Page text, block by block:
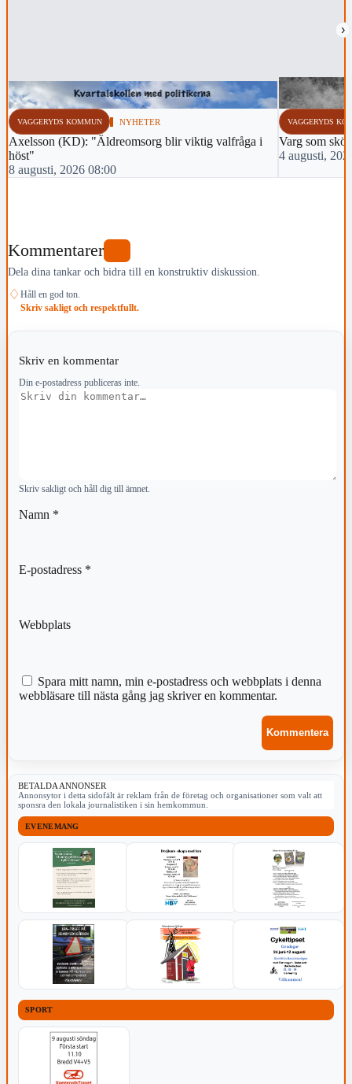
›
VAGGERYDS KOMMUN NYHETER
Axelsson (KD): "Äldreomsorg blir viktig valfråga i
höst"
8 augusti, 2026 08:00
VAGGERYDS
Varg som
4 augusti,
Kommentarer
Dela dina tankar och bidra till en konstruktiv diskussion.
♢ Håll en god ton.
Skriv sakligt och respektfullt.
Skriv en kommentar
Din e-postadress publiceras inte.
Kommentar
Skriv sakligt och håll dig till ämnet.
Namn *
E-postadress *
Webbplats
Spara mitt namn, min e-postadress och webbplats i denna
webbläsare till nästa gång jag skriver en kommentar.
BETALDA ANNONSER
Annonsytor i detta sidofält är reklam från de företag och organisationer som valt att
sponsra den lokala journalistiken i sin hemkommun.
EVENEMANG
SPORT